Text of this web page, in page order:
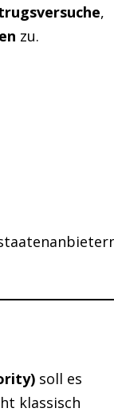
,
zu.
soll es
klassisch